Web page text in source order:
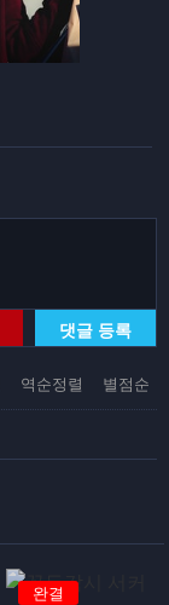
댓글 등록
역순정렬 별점순
완결